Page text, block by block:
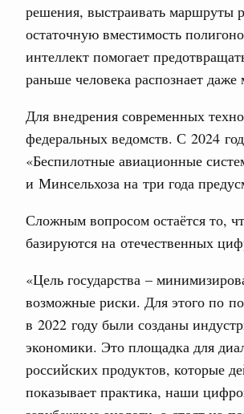
решения, выстраивать маршруты
остаточную вместимость
интеллект помогает
раньше человека распознает
Для внедрения современных
федеральных ведомств. С 2024
«Беспилотные авиационные
и Минсельхоза на три года
Сложным вопросом остаётся то,
базируются на отечественных
«Цель государства –
возможные риски. Для этого по
в 2022 году были созданы
экономики. Это площадка для
российских продуктов, которые
показывает практика, наши
Синхронизация
поддержки сельских
Экономика городов. Городская среда
«Единый заказчик»
и реконструкцию более
Чрезвычайные ситуации и ликвидация их
провёл заседание
чрезвычайной
проливе
Среднее профессиональное образование
Установлен
абитуриентов колледжей и
«Профессионалитет»